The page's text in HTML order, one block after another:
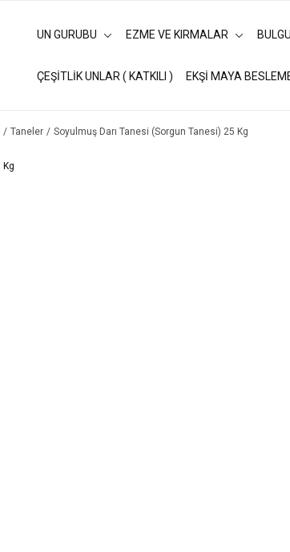
UN GURUBU EZME VE KIRMALAR
ÇEŞİTLİK UNLAR ( KATKILI ) EKŞİ MAYA
Taneler Soyulmuş Darı Tanesi (Sorgun Tanesi) 25 Kg